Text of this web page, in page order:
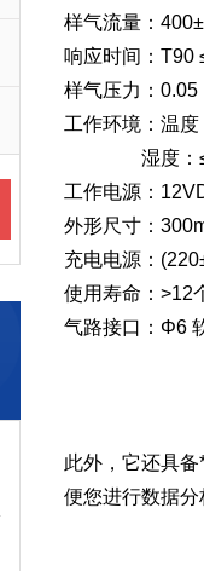
样气流量：
响应时间：T90
样气压力：0.05
工作环
湿度：
工作电源：
外形尺寸：
充电电源：
使用寿命：>12
气路接口：Φ6
此外，它还具
便您进行数据